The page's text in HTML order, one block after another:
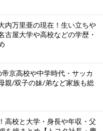
内万里亜の現在！生い立ちや
古屋大学や高校などの学歴・
京高校や中学時代・サッカ
親/双子の妹/弟など家族も総
高校と大学・身長や年収・父